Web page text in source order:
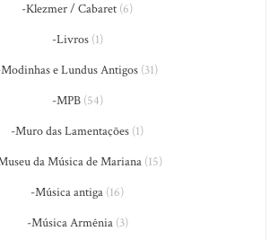
-Klezmer / Cabaret (6)
-Livros(1)
e Lundus Antigos (31)
-MPB(54)
-Muro das Lamentações (1)
da Música de Mariana(15)
-Música antiga (16)
-Música Armênia(3)